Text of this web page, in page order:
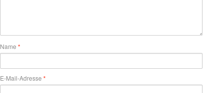
Name *
E-Mail-Adresse *